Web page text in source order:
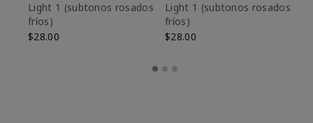
Light 1​ (subtonos rosados
fríos)
$28.00
Light 1​ (subtonos rosados
fríos)
$28.00